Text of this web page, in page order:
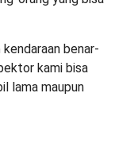
benar-
kami bisa
lama maupun